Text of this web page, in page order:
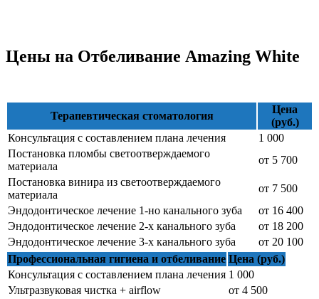
Цены на Отбеливание Amazing White
Терапевтическая стоматология
Цена
(руб.)
Консультация с составлением плана лечения
1 000
Постановка пломбы светоотверждаемого
материала
от 5 700
Постановка винира из светоотверждаемого
материала
от 7 500
Эндодонтическое лечение 1-но канального зуба
от 16 400
Эндодонтическое лечение 2-х канального зуба
от 18 200
Эндодонтическое лечение 3-х канального зуба
от 20 100
Профессиональная гигиена и отбеливание Цена (руб.)
Консультация с составлением плана лечения 1 000
Ультразвуковая чистка + airflow
от 4 500